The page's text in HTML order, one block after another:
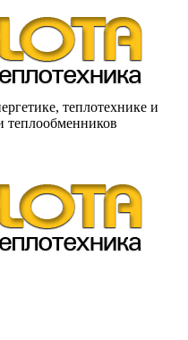
теплотехнике и
теплообменников